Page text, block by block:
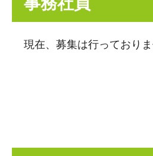
現在、募集は行っておりま